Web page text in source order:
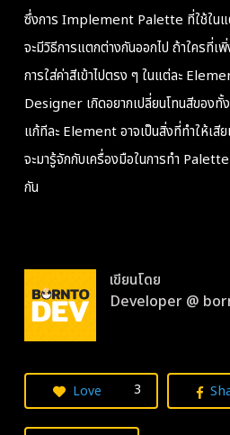
ซึ่งการ Implement Palette ที่ใช้ในแ
จะมีวิธีการแตกต่างกันออกไป ถ้าใครที่เ
การใส่ค่าสีเข้าไปตรง ๆ ในแต่ละ
Designer เกิดอยากเปลี่ยนโทนสีของทั้ง
แก้ทีละ Element อาจเป็นสิ่งที่ทำให้เสีย
จะมารู้จักกับเครื่องมือในการทำ
กัน
เขียนโดย
Developer @
Love 3